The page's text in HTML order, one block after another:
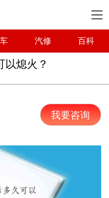
汽修 百科
以熄火？
我要咨询